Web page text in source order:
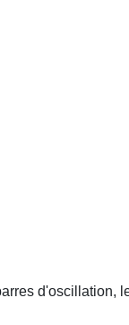
d'oscillation,